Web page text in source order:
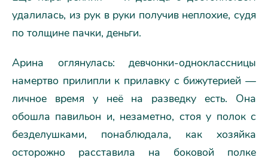
удалилась, из рук в руки получив неплохие, судя
по толщине пачки, деньги.
Арина оглянулась: девчонки-одноклассницы
намертво прилипли к прилавку с бижутерией —
личное время у неё на разведку есть. Она
обошла павильон и, незаметно, стоя у полок с
безделушками, понаблюдала, как хозяйка
осторожно расставила на боковой полке